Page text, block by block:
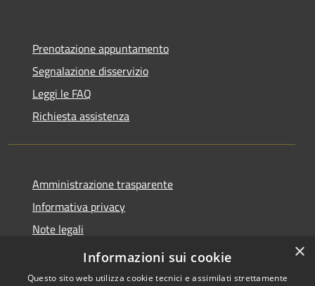
Prenotazione appuntamento
Segnalazione disservizio
Leggi le FAQ
Richiesta assistenza
Amministrazione trasparente
Informativa privacy
Note legali
Dichiarazione di accessibilità
×
Informazioni sui cookie
Questo sito web utilizza cookie tecnici e assimilati strettamente